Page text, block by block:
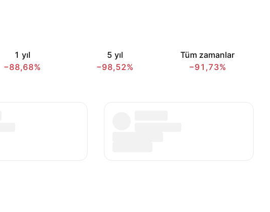
1 yıl
−88,68%
5 yıl
−98,52%
Tüm zamanlar
−91,73%